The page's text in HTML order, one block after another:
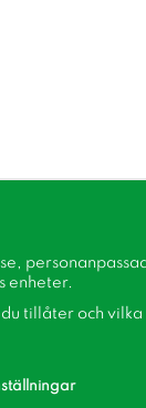
enheter.
tillåter och